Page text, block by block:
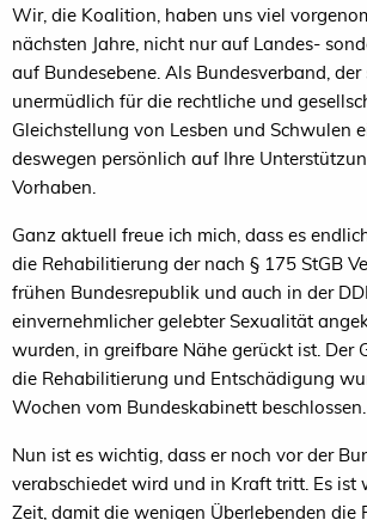
Wir, die Koalition, haben uns viel
nächsten Jahre, nicht nur auf Landes-
auf Bundesebene. Als Bundesverband,
unermüdlich für die rechtliche und
Gleichstellung von Lesben und Schwulen
deswegen persönlich auf Ihre
Vorhaben.
Ganz aktuell freue ich mich, dass es
die Rehabilitierung der nach § 175 StGB
frühen Bundesrepublik und auch in der
einvernehmlicher gelebter Sexualität
wurden, in greifbare Nähe gerückt ist. Der
die Rehabilitierung und Entschädigung
Wochen vom Bundeskabinett beschlossen.
Nun ist es wichtig, dass er noch vor der
verabschiedet wird und in Kraft tritt. Es ist
Zeit, damit die wenigen Überlebenden die